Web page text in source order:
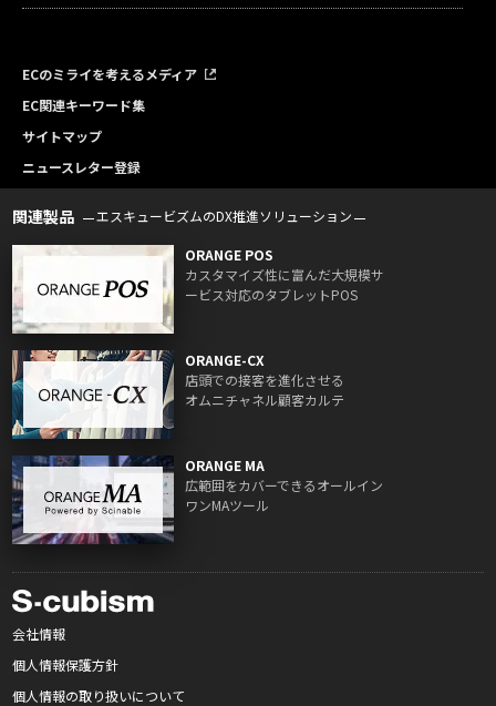
ECのミライを考えるメディア
EC関連キーワード集
サイトマップ
ニュースレター登録
関連製品 エスキュービズムのDX推進ソリューション
ORANGE POS
カスタマイズ性に富んだ大規模サ
ービス対応のタブレットPOS
ORANGE-CX
店頭での接客を進化させる
オムニチャネル顧客カルテ
ORANGE MA
広範囲をカバーできるオールイン
ワンMAツール
会社情報
個人情報保護方針
個人情報の取り扱いについて